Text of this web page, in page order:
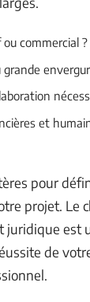
commercial ?
grande
et
pour
projet. Le
juridique est
de